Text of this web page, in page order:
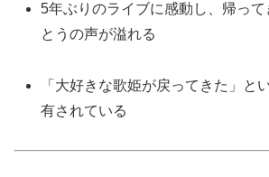
5年ぶりのライブに感動し、帰っ
とうの声が溢れる
「大好きな歌姫が戻ってきた」と
有されている